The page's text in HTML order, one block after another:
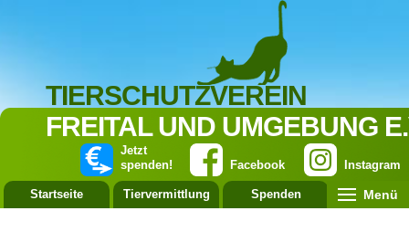
TIERSCHUTZVEREIN
FREITAL UND UMGEBUNG
Instagram
Facebook
Jetzt
spenden!
Startseite Tiervermittlung Spenden Menü